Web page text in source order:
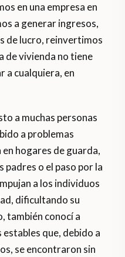
en una empresa en
a generar ingresos,
de lucro, reinvertimos
de vivienda no tiene
a cualquiera, en
a muchas personas
a problemas
hogares de guarda,
padres o el paso por la
a los individuos
dificultando su
también conocí a
que, debido a
se encontraron sin